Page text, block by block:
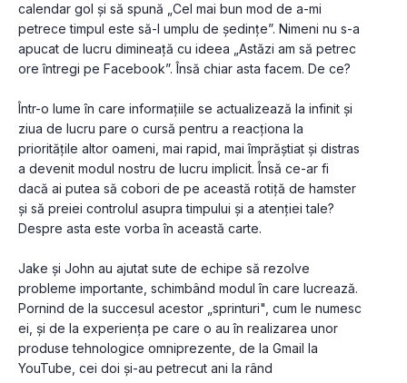
calendar gol și să spună „Cel mai bun mod de a-mi
petrece timpul este să-l umplu de ședințe”. Nimeni nu s-a
apucat de lucru dimineață cu ideea „Astăzi am să petrec
ore întregi pe Facebook”. Însă chiar asta facem. De ce?
Într-o lume în care informațiile se actualizează la infinit și
ziua de lucru pare o cursă pentru a reacționa la
prioritățile altor oameni, mai rapid, mai împrăștiat și distras
a devenit modul nostru de lucru implicit. Însă ce-ar fi
dacă ai putea să cobori de pe această rotiță de hamster
și să preiei controlul asupra timpului și a atenției tale?
Despre asta este vorba în această carte.
Jake și John au ajutat sute de echipe să rezolve
probleme importante, schimbând modul în care lucrează.
Pornind de la succesul acestor „sprinturi", cum le numesc
ei, și de la experiența pe care o au în realizarea unor
produse tehnologice omniprezente, de la Gmail la
YouTube, cei doi și-au petrecut ani la rând